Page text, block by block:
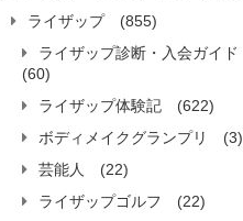
ライザップ
(855)
ライザップ診断・入会ガイド
(60)
ライザップ体験記
(622)
ボディメイクグランプリ
(3)
芸能人
(22)
ライザップゴルフ
(22)